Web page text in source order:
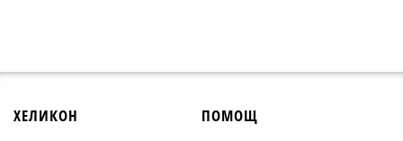
ХЕЛИКОН ПОМОЩ